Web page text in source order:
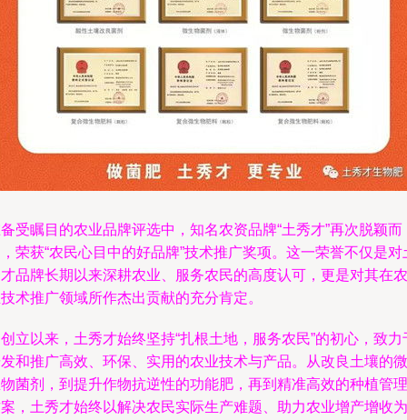
受瞩目的农业品牌评选中，知名农资品牌“土秀才”再次脱颖而
荣获“农民心目中的好品牌”技术推广奖项。这一荣誉不仅是对
品牌长期以来深耕农业、服务农民的高度认可，更是对其在农
术推广领域所作杰出贡献的充分肯定。
立以来，土秀才始终坚持“扎根土地，服务农民”的初心，致力
和推广高效、环保、实用的农业技术与产品。从改良土壤的微
菌剂，到提升作物抗逆性的功能肥，再到精准高效的种植管理
，土秀才始终以解决农民实际生产难题、助力农业增产增收为